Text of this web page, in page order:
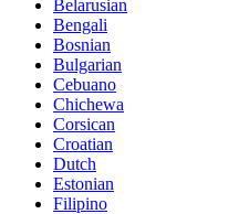
Belarusian
Bengali
Bosnian
Bulgarian
Cebuano
Chichewa
Corsican
Croatian
Dutch
Estonian
Filipino